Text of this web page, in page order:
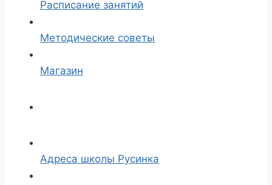
Расписание занятий
Методические советы
Магазин
Адреса школы Русинка